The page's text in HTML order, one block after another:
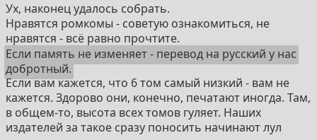
Ух, наконец удалось собрать.
Нравятся ромкомы - советую ознакомиться, не
нравятся - всё равно прочтите.
Если память не изменяет - перевод на русский у нас
добротный.
Если вам кажется, что 6 том самый низкий - вам не
кажется. Здорово они, конечно, печатают иногда. Там,
в общем-то, высота всех томов гуляет. Наших
издателей за такое сразу поносить начинают лул